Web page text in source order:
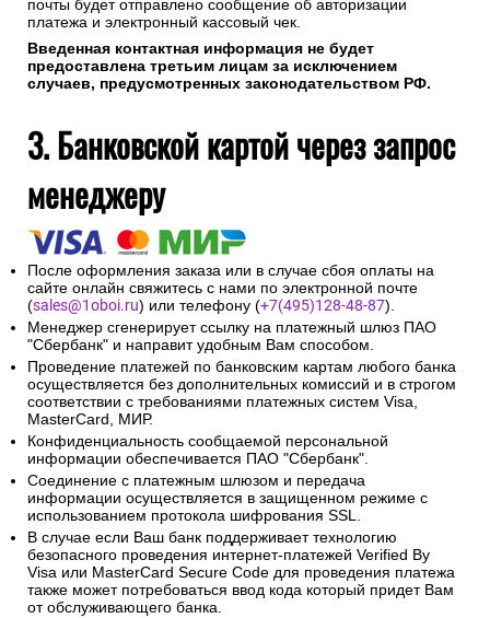
почты будет отправлено сообщение об авторизации
платежа и электронный кассовый чек.
Введенная контактная информация не будет
предоставлена третьим лицам за исключением
случаев, предусмотренных законодательством РФ.
3. Банковской картой через запрос
менеджеру
После оформления заказа или в случае сбоя оплаты на
сайте онлайн свяжитесь с нами по электронной почте
(sales@1oboi.ru) или телефону (+7(495)128-48-87).
Менеджер сгенерирует ссылку на платежный шлюз ПАО
"Сбербанк" и направит удобным Вам способом.
Проведение платежей по банковским картам любого банка
осуществляется без дополнительных комиссий и в строгом
соответствии с требованиями платежных систем Visa,
MasterCard, МИР.
Конфиденциальность сообщаемой персональной
информации обеспечивается ПАО "Сбербанк".
Соединение с платежным шлюзом и передача
информации осуществляется в защищенном режиме с
использованием протокола шифрования SSL.
В случае если Ваш банк поддерживает технологию
безопасного проведения интернет-платежей Verified By
Visa или MasterCard Secure Code для проведения платежа
также может потребоваться ввод кода который придет Вам
от обслуживающего банка.